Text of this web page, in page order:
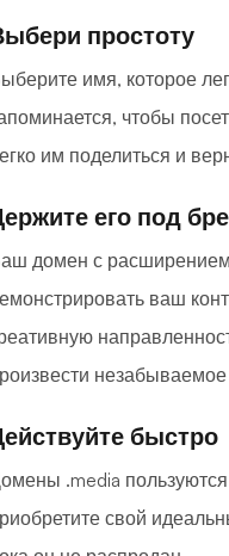
простоту
имя, которое
чтобы
им поделиться и
его под
домен с
ваш
быстро
.media
свой